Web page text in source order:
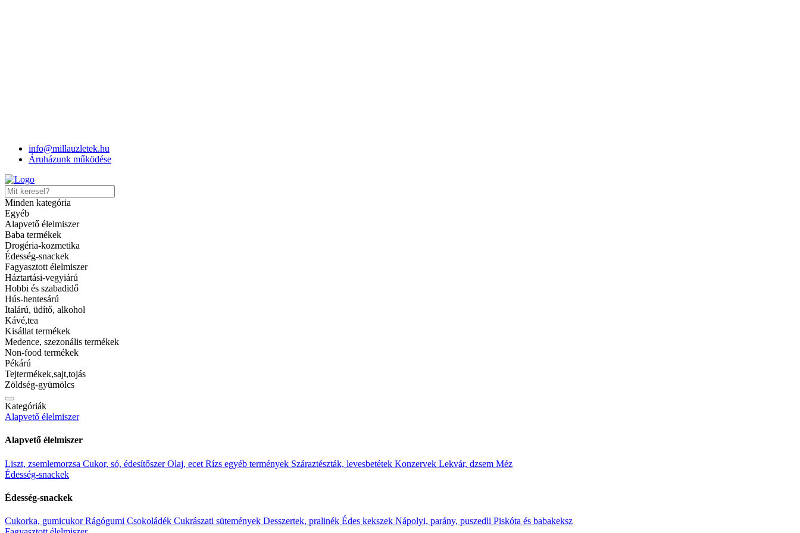
info@millauzletek.hu
Áruházunk működése
Minden kategória
Egyéb
Alapvető élelmiszer
Baba termékek
Drogéria-kozmetika
Édesség-snackek
Fagyasztott élelmiszer
Háztartási-vegyiárú
Hobbi és szabadidő
Hús-hentesárú
Italárú, üdítő, alkohol
Kávé,tea
Kisállat termékek
Medence, szezonális termékek
Non-food termékek
Pékárú
Tejtermékek,sajt,tojás
Zöldség-gyümölcs
Kategóriák
Alapvető élelmiszer
Alapvető élelmiszer
Liszt, zsemlemorzsa Cukor, só, édesítőszerOlaj, ecet Rízs egyéb termények Száraztészták, levesbetétek Konzervek Lekvár, dzsem Méz
Édesség-snackek
Édesség-snackek
Cukorka, gumicukorRágógumi Csokoládék Cukrászati sütemények Desszertek, pralinék Édes kekszek Nápolyi, parány, puszedli Piskóta és babakeksz
Dreher24 gránátalma alk.mentes sör
Cikkszám:
Share
Hozzáadás a kívánságlistához
Elfogyott
Vélemények (0)
Vevői vélemények
Vevői értékelés
0
0 Értékelés
Csillag 5
(0)
Csillag 4
(0)
Csillag 3
Csillag 2
Csillag 1
(0)
Értékeld elsőként: “Dreher24 gránátalma alk.mentes sör”
Az email címet nem tesszük közzé.
A Te értékelésed